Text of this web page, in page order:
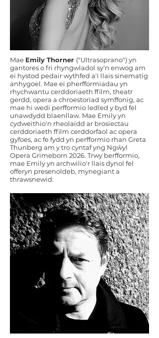
Mae Emily Thorner ("Ultrasoprano") yn
gantores o fri rhyngwladol sy'n enwog am
ei hystod pedair wythfed a'i llais sinematig
anhygoel. Mae ei pherfformiadau yn
rhychwantu cerddoriaeth ffilm, theatr
gerdd, opera a chroestoriad symffonig, ac
mae hi wedi perfformio ledled y byd fel
unawdydd blaenllaw. Mae Emily yn
cydweithio'n rheolaidd ar brosiectau
cerddoriaeth ffilm cerddorfaol ac opera
gyfoes, ac fe fydd yn perfformio rhan Greta
Thunberg am y tro cyntaf yng Ngŵyl
Opera Grimeborn 2026. Trwy berfformio,
mae Emily yn archwilio'r llais dynol fel
offeryn presenoldeb, mynegiant a
thrawsnewid.